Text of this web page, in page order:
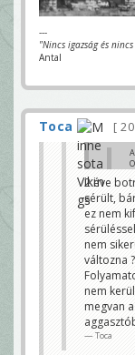
---
"Nincs igazság és
Antal
Toca
Stez
2 éve
sérült,
ez nem
nem
változna ?
nem
megvan
Toca